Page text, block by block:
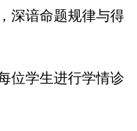
深谙命题规律与得
学生进行学情诊